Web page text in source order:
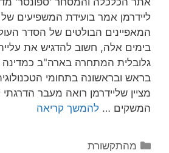
המאפיינים הבולטים של הסדר
בימים אלה, חשוב להדגיש את
גלובלית המתחרה בארה"ב כמדינה
בראש ובראשונה בתחומי
מציין שליידרמן רואה מעבר
המשקים … להמשך קריאה
מהתקשורת